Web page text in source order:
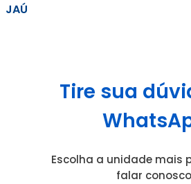
JAÚ
Tire sua
Escolha a unidade mais
falar